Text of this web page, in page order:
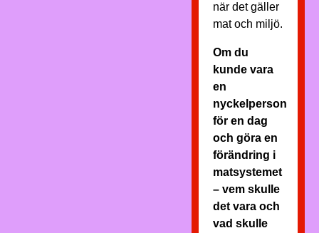
när det gäller
mat och miljö.
Om du
kunde vara
en
nyckelperson
för en dag
och göra en
förändring i
matsystemet
– vem skulle
det vara och
vad skulle